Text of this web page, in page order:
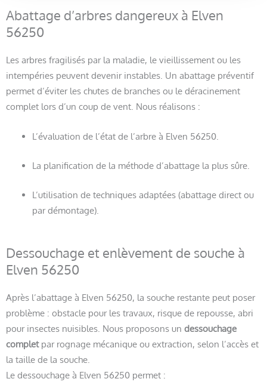
Abattage d’arbres dangereux à Elven
56250
Les arbres fragilisés par la maladie, le vieillissement ou les
intempéries peuvent devenir instables. Un abattage préventif
permet d’éviter les chutes de branches ou le déracinement
complet lors d’un coup de vent. Nous réalisons :
L’évaluation de l’état de l’arbre à Elven 56250.
La planification de la méthode d’abattage la plus sûre.
L’utilisation de techniques adaptées (abattage direct ou
par démontage).
Dessouchage et enlèvement de souche à
Elven 56250
Après l’abattage à Elven 56250, la souche restante peut poser
problème : obstacle pour les travaux, risque de repousse, abri
pour insectes nuisibles. Nous proposons un dessouchage
completpar rognage mécanique ou extraction, selon l’accès et
la taille de la souche.
Le dessouchage à Elven 56250 permet :